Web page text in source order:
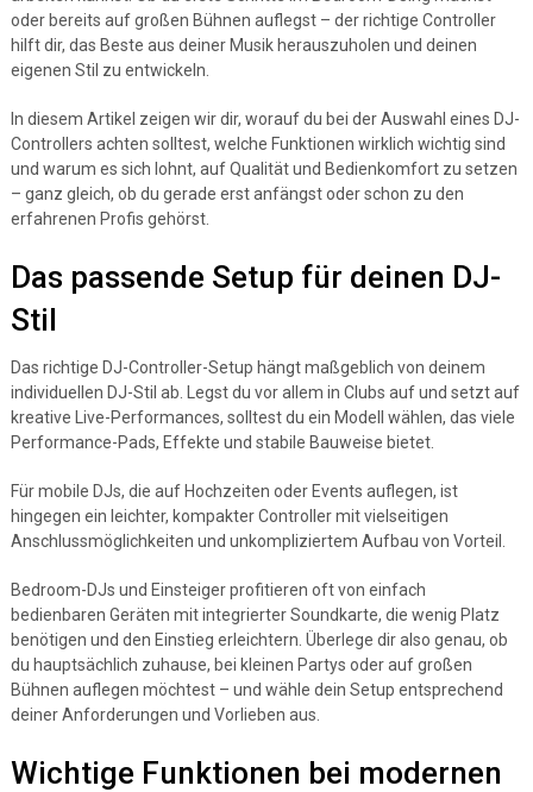
oder bereits auf großen Bühnen auflegst – der richtige Controller
hilft dir, das Beste aus deiner Musik herauszuholen und deinen
eigenen Stil zu entwickeln.
In diesem Artikel zeigen wir dir, worauf du bei der Auswahl eines DJ-
Controllers achten solltest, welche Funktionen wirklich wichtig sind
und warum es sich lohnt, auf Qualität und Bedienkomfort zu setzen
– ganz gleich, ob du gerade erst anfängst oder schon zu den
erfahrenen Profis gehörst.
Das passende Setup für deinen DJ-
Stil
Das richtige DJ-Controller-Setup hängt maßgeblich von deinem
individuellen DJ-Stil ab. Legst du vor allem in Clubs auf und setzt auf
kreative Live-Performances, solltest du ein Modell wählen, das viele
Performance-Pads, Effekte und stabile Bauweise bietet.
Für mobile DJs, die auf Hochzeiten oder Events auflegen, ist
hingegen ein leichter, kompakter Controller mit vielseitigen
Anschlussmöglichkeiten und unkompliziertem Aufbau von Vorteil.
Bedroom-DJs und Einsteiger profitieren oft von einfach
bedienbaren Geräten mit integrierter Soundkarte, die wenig Platz
benötigen und den Einstieg erleichtern. Überlege dir also genau, ob
du hauptsächlich zuhause, bei kleinen Partys oder auf großen
Bühnen auflegen möchtest – und wähle dein Setup entsprechend
deiner Anforderungen und Vorlieben aus.
Wichtige Funktionen bei modernen